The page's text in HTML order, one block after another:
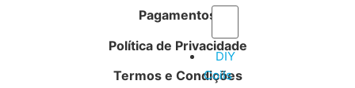
DIY
Coils
Pagamentos
Política de Privacidade
Termos e Condições